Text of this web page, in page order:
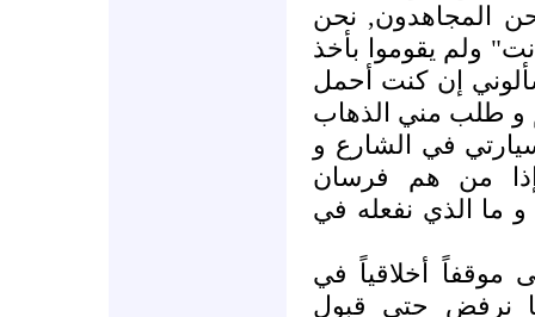
المجاهدون, نحن
ولم يقوموا بأخذ
إن كنت أحمل
و طلب مني الذهاب
في الشارع و
من هم فرسان
و ما الذي نفعله في
أخلاقياً في
نرفض حتى قبول